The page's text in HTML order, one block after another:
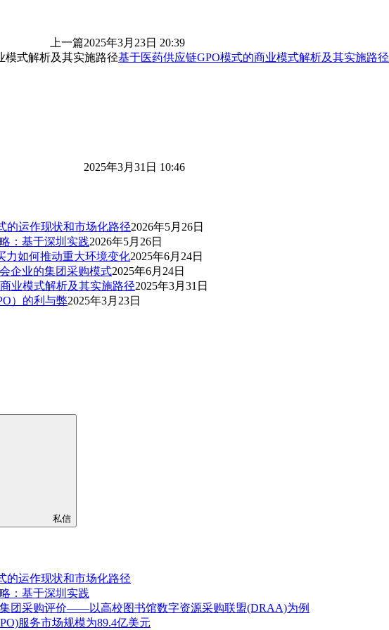
上一篇2025年3月23日 20:39
基于医药供应链GPO模式的商业模式解析及其实施路径
2025年3月31日 10:46
的运作现状和市场化路径2026年5月26日
：基于深圳实践2026年5月26日
力如何推动重大环境变化2025年6月24日
企业的集团采购模式2025年6月24日
业模式解析及其实施路径2025年3月31日
）的利与弊2025年3月23日
私信
的运作现状和市场化路径
：基于深圳实践
团采购评价——以高校图书馆数字资源采购联盟(DRAA)为例
服务市场规模为89.4亿美元